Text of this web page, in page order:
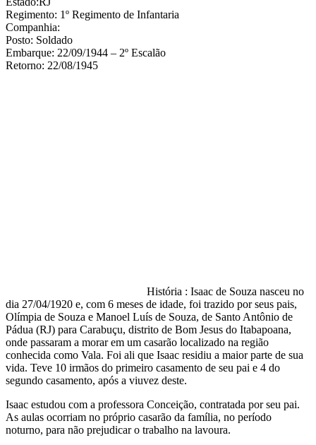
Regimento: 1º Regimento de Infantaria
Companhia:
Posto: Soldado
Embarque: 22/09/1944 – 2º Escalão
Retorno: 22/08/1945
História : Isaac de Souza nasceu no
dia 27/04/1920 e, com 6 meses de idade, foi trazido por seus pais,
Olímpia de Souza e Manoel Luís de Souza, de Santo Antônio de
Pádua (RJ) para Carabuçu, distrito de Bom Jesus do Itabapoana,
onde passaram a morar em um casarão localizado na região
conhecida como Vala. Foi ali que Isaac residiu a maior parte de sua
vida. Teve 10 irmãos do primeiro casamento de seu pai e 4 do
segundo casamento, após a viuvez deste.
Isaac estudou com a professora Conceição, contratada por seu pai.
As aulas ocorriam no próprio casarão da família, no período
noturno, para não prejudicar o trabalho na lavoura.